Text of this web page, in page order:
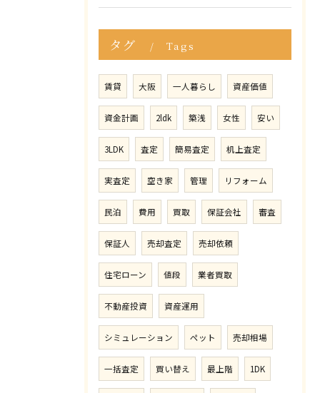
タグ Tags
賃貸 大阪 一人暮らし 資産価値
資金計画 2ldk 築浅 女性 安い
3LDK 査定 簡易査定 机上査定
実査定 空き家 管理 リフォーム
民泊 費用 買取 保証会社 審査
保証人 売却査定 売却依頼
住宅ローン 値段 業者買取
不動産投資 資産運用
シミュレーション ペット 売却相場
一括査定 買い替え 最上階 1DK